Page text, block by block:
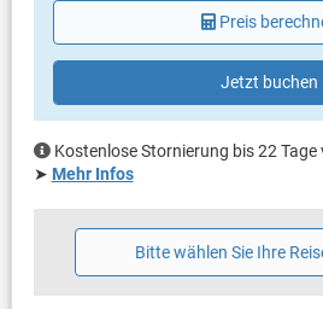
Haustier)
Klimaanlage im Preis inklusive
Eigentümer lebt im gleichen Haus
Bettwäsche vorhanden
Handtücher vorhanden
Internet per WLAN
Preis
Jetzt buchen
Kostenlose Stornierung bis 22 Tage
➤ Mehr Infos
Bitte wählen Sie Ihre